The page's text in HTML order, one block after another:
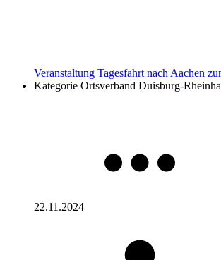
Veranstaltung Tagesfahrt nach Aachen
Kategorie Ortsverband Duisburg-
22.11.2024